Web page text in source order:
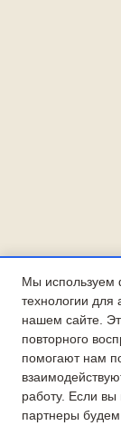
Мы используем
технологии для
нашем сайте.
повторного
помогают нам
работу. Если
партнеры